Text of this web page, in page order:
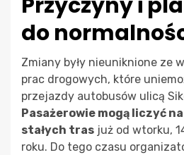
do
Zmiany były nieuniknione ze
prac drogowych, które
przejazdy autobusów ulicą
Pasażerowie mogą liczyć
stałych tras już od wtorku,
roku. Do tego czasu